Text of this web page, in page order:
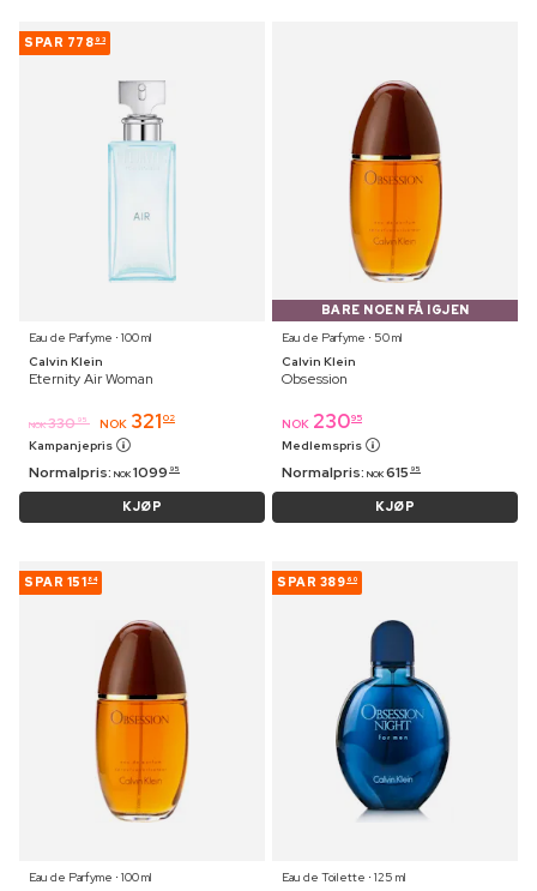
SPAR 778 93
Eau de Parfyme ⋅ 100 ml
Calvin Klein
Eternity Air Woman
NOK 330 95 NOK 321 02
Kampanjepris
Normalpris: NOK 1099 95
KJØP
BARE NOEN FÅ IGJEN
Eau de Parfyme ⋅ 50 ml
Calvin Klein
Obsession
NOK 23095
Medlemspris
Normalpris: NOK 615 95
KJØP
SPAR 151 84
Eau de Parfyme ⋅ 100 ml
SPAR 389 60
Eau de Toilette ⋅ 125 ml